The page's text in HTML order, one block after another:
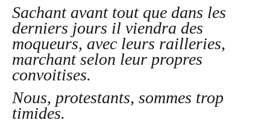
Sachant avant tout que dans les
derniers jours il viendra des
moqueurs, avec leurs railleries,
marchant selon leur propres
convoitises.
Nous, protestants, sommes trop
timides.